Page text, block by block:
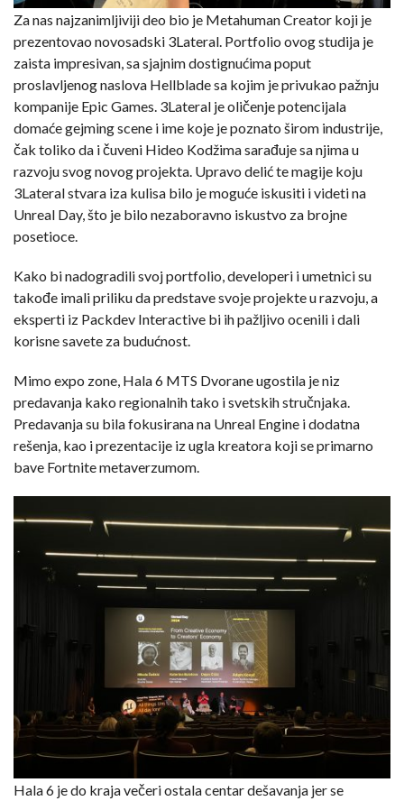
Za nas najzanimljiviji deo bio je Metahuman Creator koji je
prezentovao novosadski 3Lateral. Portfolio ovog studija je
zaista impresivan, sa sjajnim dostignućima poput
proslavljenog naslova Hellblade sa kojim je privukao pažnju
kompanije Epic Games. 3Lateral je oličenje potencijala
domaće gejming scene i ime koje je poznato širom industrije,
čak toliko da i čuveni Hideo Kodžima sarađuje sa njima u
razvoju svog novog projekta. Upravo delić te magije koju
3Lateral stvara iza kulisa bilo je moguće iskusiti i videti na
Unreal Day, što je bilo nezaboravno iskustvo za brojne
posetioce.
Kako bi nadogradili svoj portfolio, developeri i umetnici su
takođe imali priliku da predstave svoje projekte u razvoju, a
eksperti iz Packdev Interactive bi ih pažljivo ocenili i dali
korisne savete za budućnost.
Mimo expo zone, Hala 6 MTS Dvorane ugostila je niz
predavanja kako regionalnih tako i svetskih stručnjaka.
Predavanja su bila fokusirana na Unreal Engine i dodatna
rešenja, kao i prezentacije iz ugla kreatora koji se primarno
bave Fortnite metaverzumom.
Hala 6 je do kraja večeri ostala centar dešavanja jer se